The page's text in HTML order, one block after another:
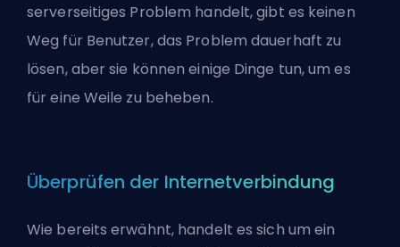
serverseitiges Problem handelt, gibt es keinen
Weg für Benutzer, das Problem dauerhaft zu
lösen, aber sie können einige Dinge tun, um es
für eine Weile zu beheben.
Überprüfen der Internetverbindung
Wie bereits erwähnt, handelt es sich um ein